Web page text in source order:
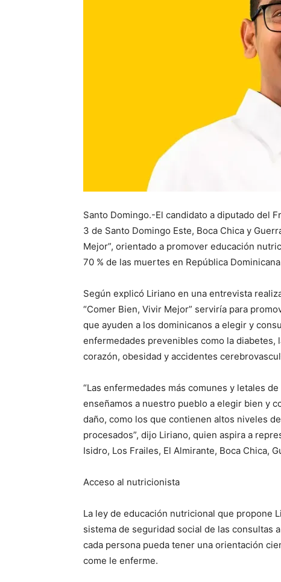
Santo Domingo.-El candidato a diputado del
3 de Santo Domingo Este, Boca Chica y
Mejor”, orientado a promover educación
70 % de las muertes en República
Según explicó Liriano en una entrevista
“Comer Bien, Vivir Mejor” serviría para
que ayuden a los dominicanos a elegir y
enfermedades prevenibles como la
corazón, obesidad y accidentes
“Las enfermedades más comunes y letales
enseñamos a nuestro pueblo a elegir bien y
daño, como los que contienen altos niveles
procesados”, dijo Liriano, quien aspira a
Isidro, Los Frailes, El Almirante, Boca Chica,
Acceso al nutricionista
La ley de educación nutricional que propone
sistema de seguridad social de las consultas
cada persona pueda tener una orientación
come le enferme.